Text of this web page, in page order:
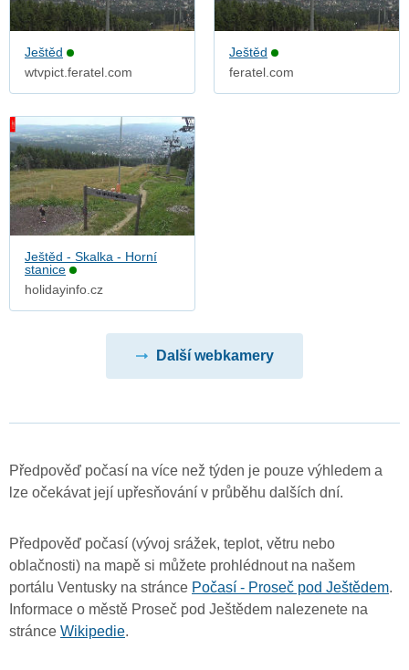
Ještěd
wtvpict.feratel.com
Ještěd
feratel.com
Ještěd - Skalka - Horní
stanice
holidayinfo.cz
Další webkamery
Předpověď počasí na více než týden je pouze výhledem a
lze očekávat její upřesňování v průběhu dalších dní.
Předpověď počasí (vývoj srážek, teplot, větru nebo
oblačnosti) na mapě si můžete prohlédnout na našem
portálu Ventusky na stránce Počasí - Proseč pod Ještědem.
Informace o městě Proseč pod Ještědem nalezenete na
stránce Wikipedie.